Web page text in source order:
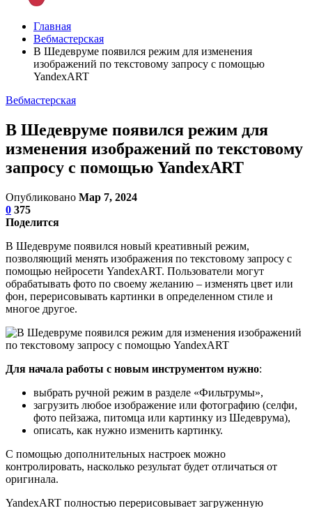
Главная
Вебмастерская
В Шедевруме появился режим для изменения
изображений по текстовому запросу с помощью
YandexART
Вебмастерская
В Шедевруме появился режим для
изменения изображений по текстовому
запросу с помощью YandexART
Опубликовано Мар 7, 2024
0 375
Поделится
В Шедевруме появился новый креативный режим,
позволяющий менять изображения по текстовому запросу с
помощью нейросети YandexART. Пользователи могут
обрабатывать фото по своему желанию – изменять цвет или
фон, перерисовывать картинки в определенном стиле и
многое другое.
Для начала работы с новым инструментом нужно:
выбрать ручной режим в разделе «Фильтрумы»,
загрузить любое изображение или фотографию (селфи,
фото пейзажа, питомца или картинку из Шедеврума),
описать, как нужно изменить картинку.
С помощью дополнительных настроек можно
контролировать, насколько результат будет отличаться от
оригинала.
YandexART полностью перерисовывает загруженную